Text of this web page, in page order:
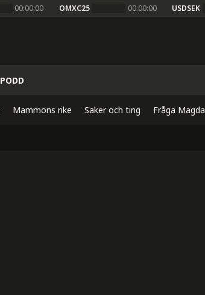
00:00:00 OMXC25 00:00:00 USDSEK
PODD
Mammons rike Saker och ting Fråga Magda